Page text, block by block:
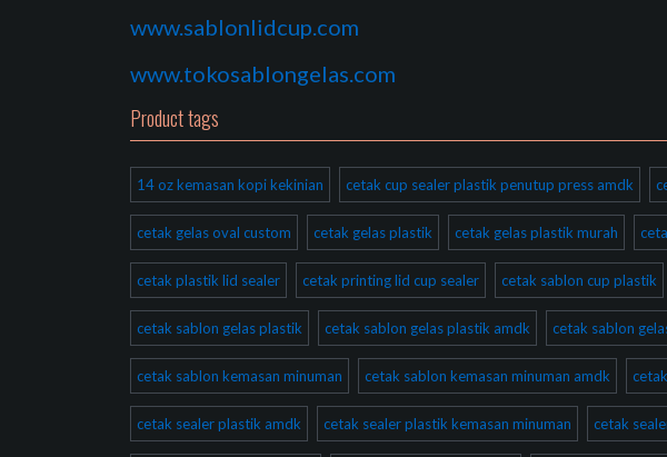
www.sablonlidcup.com
www.tokosablongelas.com
Product tags
14 oz kemasan kopi kekinian cetak cup sealer plastik penutup press amdk
cetak gelas oval custom cetak gelas plastik cetak gelas plastik murah
cetak plastik lid sealer cetak printing lid cup sealer cetak sablon cup plastik
cetak sablon gelas plastik cetak sablon gelas plastik amdk cetak sablon
cetak sablon kemasan minuman cetak sablon kemasan minuman amdk
cetak sealer plastik amdk cetak sealer plastik kemasan minuman cetak